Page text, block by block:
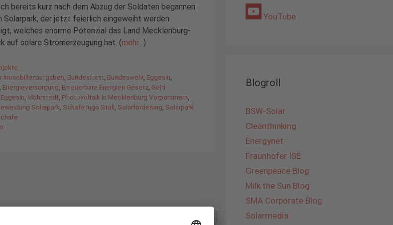
bereits kurz nach dem Abzug der Soldaten begannen
Solarpark, der jetzt feierlich eingeweiht werden
welches enorme Potenzial das Land Mecklenburg-
auf solare Stromerzeugung hat. (mehr… )
Immobilienaufgaben Bundesforst Bundeswehr, Eggesin
Energieversorgung Erneuerbare Energien Gesetz Geld
Möhrstedt Photovoltaik in Mecklenburg Vorpommern
Solarpark Schafe Ingo Stoll Solarförderung Solarpark
YouTube
Blogroll
BSW-Solar
Cleanthinking
Energynet
Fraunhofer ISE
Greenpeace Blog
Milk the Sun Blog
SMA Corporate Blog
Solarmedia